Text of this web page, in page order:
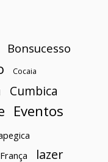
Bonsucesso
Cocaia
Cumbica
Eventos
lazer